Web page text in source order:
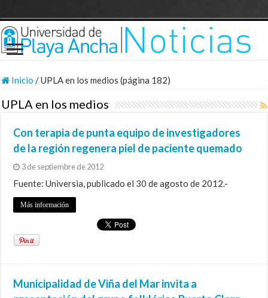
Inicio /UPLA en los medios (página 182)
UPLA en los medios
Con terapia de punta equipo de investigadores
de la región regenera piel de paciente quemado
3 de septiembre de 2012
Fuente: Universia, publicado el 30 de agosto de 2012.-
Más información
Municipalidad de Viña del Mar invita a